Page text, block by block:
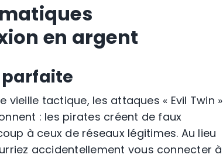
en argent
parfaite
tactique, les attaques « Evil Twin »
: les pirates créent de faux
à ceux de réseaux légitimes. Au lieu
accidentellement vous connecter à